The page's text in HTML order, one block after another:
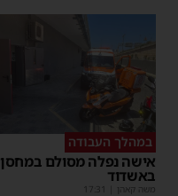
במהלך העבודה
אישה נפלה מסולם במחסן
באשדוד
משה קאהן 17:31